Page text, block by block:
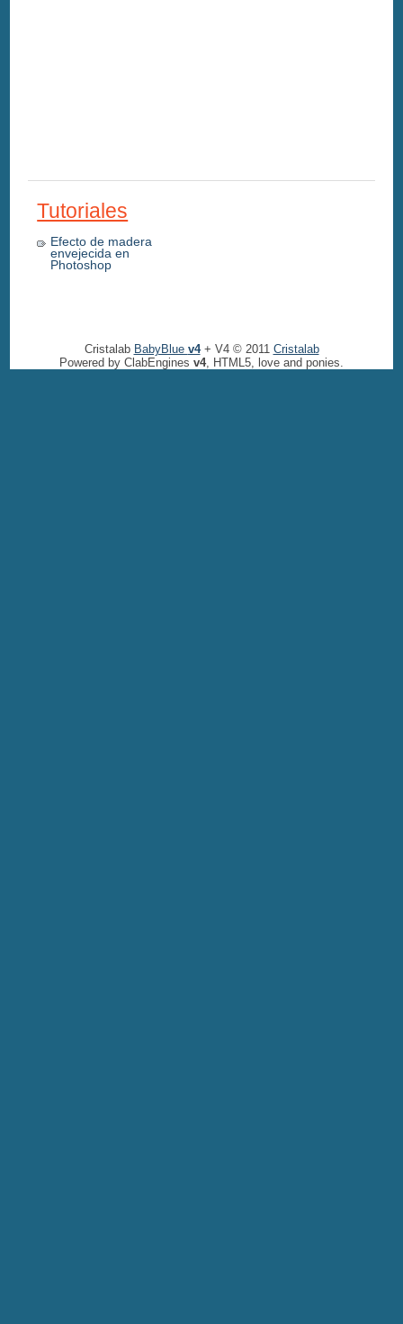
Tutoriales
Efecto de madera
envejecida en
Photoshop
Cristalab BabyBlue v4+ V4 © 2011 Cristalab
Powered by ClabEngines v4, HTML5, love and ponies.